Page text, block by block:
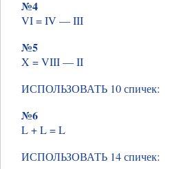
№4
VI = IV — III
№5
X = VIII — II
ИСПОЛЬЗОВАТЬ 10 спичек:
№6
L + L = L
ИСПОЛЬЗОВАТЬ 14 спичек: